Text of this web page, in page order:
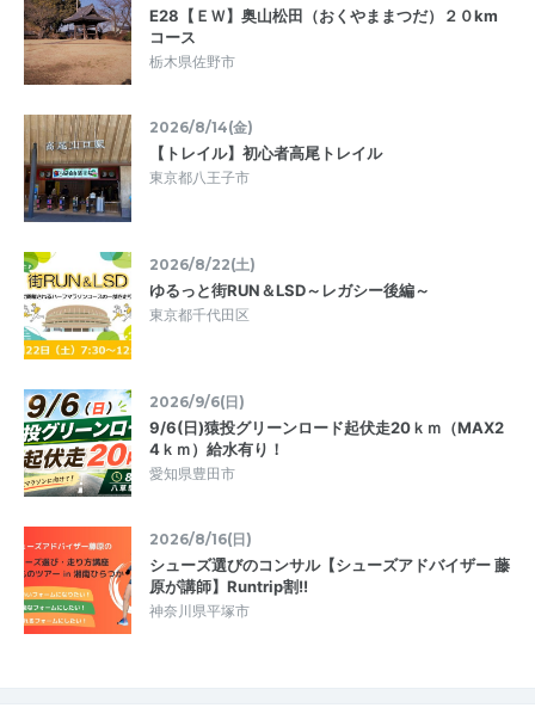
E28【ＥＷ】奥山松田（おくやままつだ）２０km
コース
栃木県佐野市
2026/8/14(金)
【トレイル】初心者高尾トレイル
東京都八王子市
2026/8/22(土)
ゆるっと街RUN＆LSD～レガシー後編～
東京都千代田区
2026/9/6(日)
9/6(日)猿投グリーンロード起伏走20ｋｍ（MAX2
4ｋｍ）給水有り！
愛知県豊田市
2026/8/16(日)
シューズ選びのコンサル【シューズアドバイザー 藤
原が講師】Runtrip割!!
神奈川県平塚市